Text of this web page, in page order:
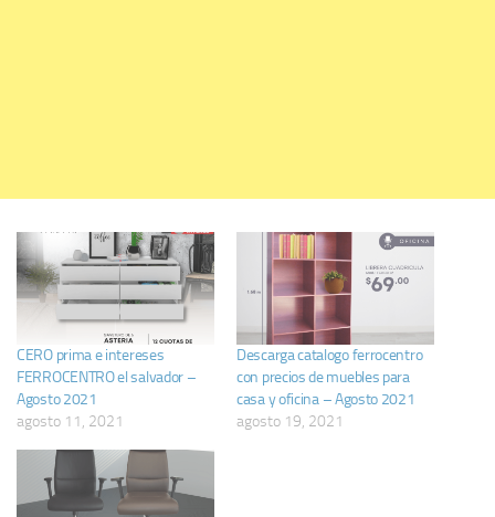
CERO prima e intereses
FERROCENTRO el salvador –
Agosto 2021
agosto 11, 2021
Descarga catalogo ferrocentro
con precios de muebles para
casa y oficina – Agosto 2021
agosto 19, 2021